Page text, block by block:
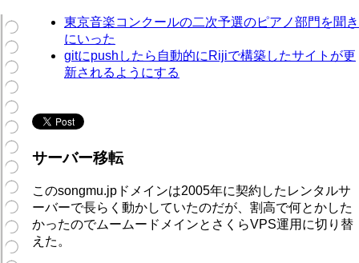
東京音楽コンクールの二次予選のピアノ部門を聞き
にいった
gitにpushしたら自動的にRijiで構築したサイトが更
新されるようにする
サーバー移転
このsongmu.jpドメインは2005年に契約したレンタルサ
ーバーで長らく動かしていたのだが、割高で何とかした
かったのでムームードメインとさくらVPS運用に切り替
えた。